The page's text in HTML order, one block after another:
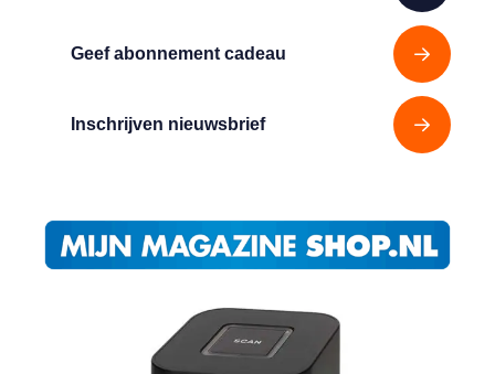
Geef abonnement cadeau
Inschrijven nieuwsbrief